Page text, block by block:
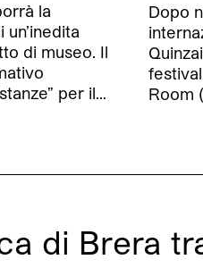
la
di museo. Il
per il…
Dopo
festival
Room
di Brera